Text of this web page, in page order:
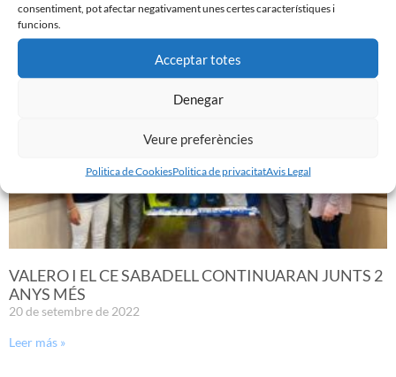
consentiment, pot afectar negativament unes certes característiques i
funcions.
Acceptar totes
Denegar
Veure preferències
Politica de CookiesPolitica de privacitatAvis Legal
Leer más »
VALERO I EL CE SABADELL CONTINUARAN JUNTS 2
ANYS MÉS
20 de setembre de 2022
Leer más »